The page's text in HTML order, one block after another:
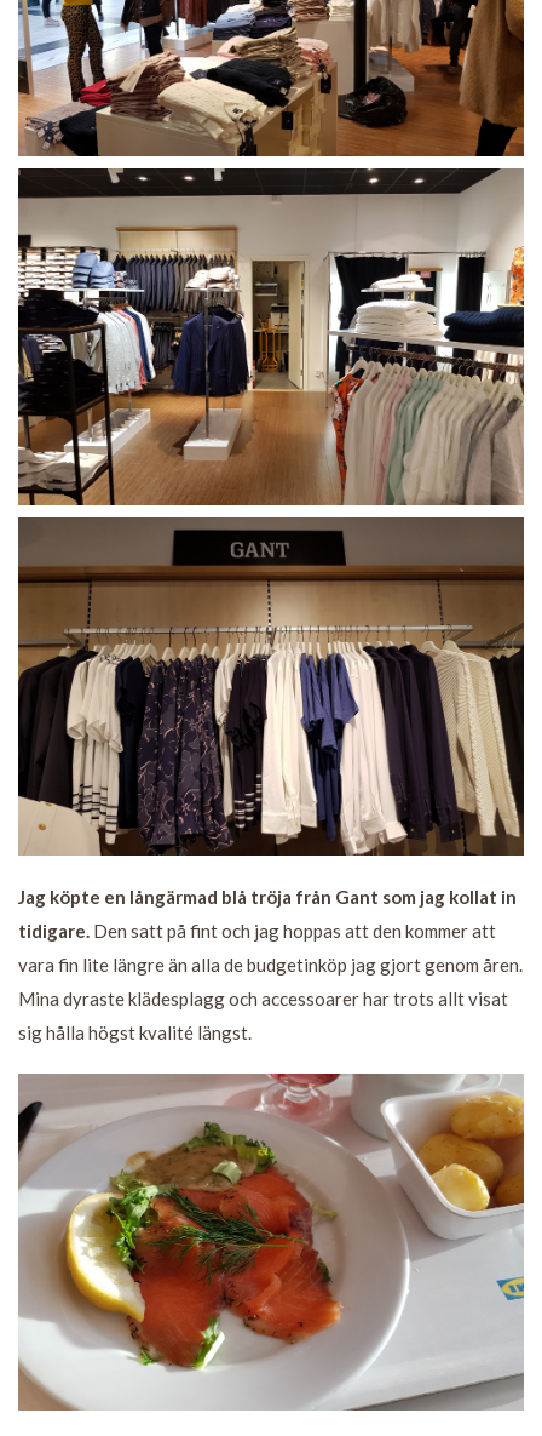
Jag köpte en långärmad blå tröja från Gant som jag kollat in
tidigare. Den satt på fint och jag hoppas att den kommer att
vara fin lite längre än alla de budgetinköp jag gjort genom åren.
Mina dyraste klädesplagg och accessoarer har trots allt visat
sig hålla högst kvalité längst.